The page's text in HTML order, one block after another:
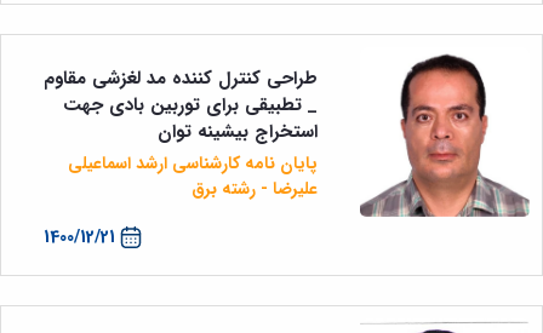
1400/12/21
طراحی کنترل کننده مد لغزشی مقاوم
_ تطبیقی برای توربین بادی جهت
استخراج بیشینه توان
پایان نامه کارشناسی ارشد اسماعیلی
علیرضا - رشته برق